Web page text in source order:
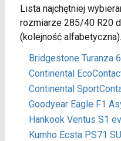
Lista najchętniej
rozmiarze 285/40 R20
(kolejność alfabetyczna).
Bridgestone Turanza 6
Continental
Continental
Goodyear Eagle F1
Hankook Ventus S1
Kumho Ecsta PS71